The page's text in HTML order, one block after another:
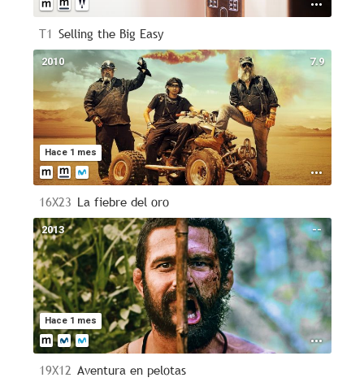
T1 Selling the Big Easy
7.9
Hace 1 mes
2010
16X23 La fiebre del oro
--
Hace 1 mes
2013
19X12 Aventura en pelotas